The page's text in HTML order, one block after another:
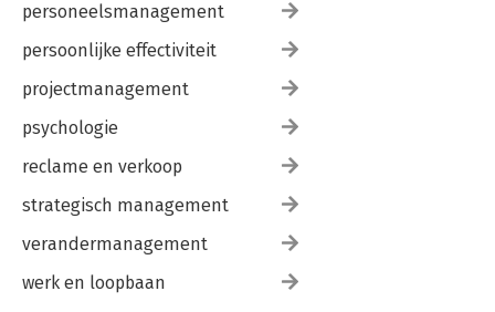
personeelsmanagement
persoonlijke effectiviteit
projectmanagement
psychologie
reclame en verkoop
strategisch management
verandermanagement
werk en loopbaan